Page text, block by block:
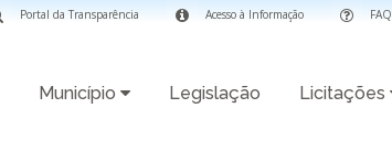
FAQ
Acesso à Informação
Portal da Transparência
Município Legislação Licitações